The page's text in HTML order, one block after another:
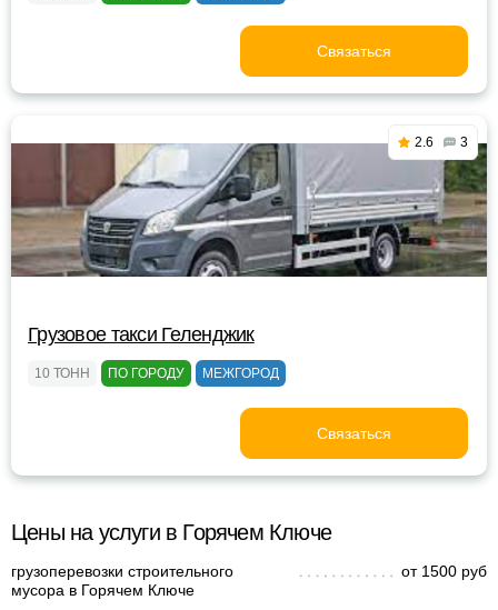
Связаться
2.6 3
Грузовое такси Геленджик
10 ТОНН ПО ГОРОДУ МЕЖГОРОД
Связаться
Цены на услуги в Горячем Ключе
грузоперевозки строительного
мусора в Горячем Ключе
от 1500 руб